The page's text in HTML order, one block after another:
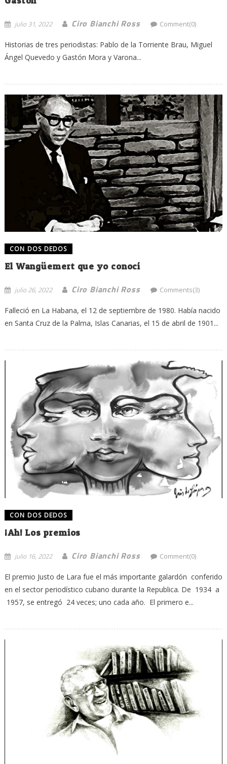
julio 31, 2022 Ciro Bianchi Ross Comment(0)
Historias de tres periodistas: Pablo de la Torriente Brau, Miguel
Ángel Quevedo y Gastón Mora y Varona...
CON DOS DEDOS
El Wangüemert que yo conocí
julio 26, 2022 Ciro Bianchi Ross Comments(3)
Falleció en La Habana, el 12 de septiembre de 1980. Había nacido
en Santa Cruz de la Palma, Islas Canarias, el 15 de abril de 1901...
CON DOS DEDOS
¡Ah! Los premios
julio 16, 2022 Ciro Bianchi Ross Comment(0)
El premio Justo de Lara fue el más importante galardón conferido
en el sector periodístico cubano durante la Republica. De 1934 a
1957, se entregó 24 veces; uno cada año. El primero e...